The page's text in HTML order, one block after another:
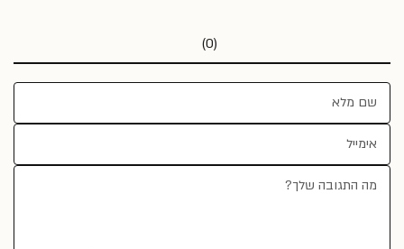
(0)